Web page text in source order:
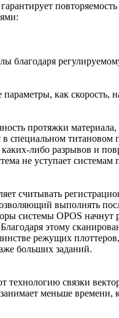
благодаря
параметры, как
протяжки
специальном
либо разрывов и
не уступает
считывать
выполнять
системы OPOS начнут
этому
режущих
больших заданий.
связки
меньше времени,